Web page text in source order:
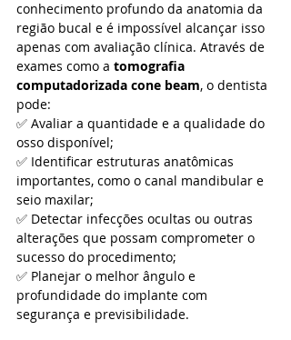
conhecimento profundo da anatomia da
região bucal e é impossível alcançar isso
apenas com avaliação clínica. Através de
exames como a tomografia
computadorizada cone beam, o dentista
pode:
✅ Avaliar a quantidade e a qualidade do
osso disponível;
✅ Identificar estruturas anatômicas
importantes, como o canal mandibular e
seio maxilar;
✅ Detectar infecções ocultas ou outras
alterações que possam comprometer o
sucesso do procedimento;
✅ Planejar o melhor ângulo e
profundidade do implante com
segurança e previsibilidade.